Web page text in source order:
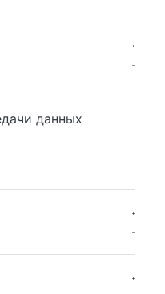
данных